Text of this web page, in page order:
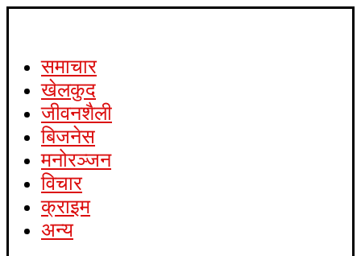
समाचार
खेलकुद
जीवनशैली
बिजनेस
मनोरञ्जन
विचार
क्राइम
अन्य